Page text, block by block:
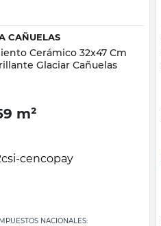
CAÑUELAS
Cerámico 32x47 Cm
Glaciar Cañuelas
m²
NACIONALES: